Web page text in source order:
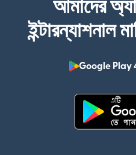
আমাদের
ইন্টারন্যাশনাল
Google Play